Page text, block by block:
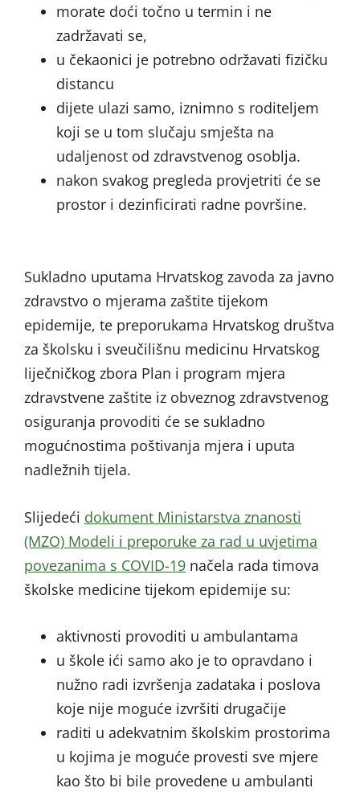
morate doći točno u termin i ne
zadržavati se,
u čekaonici je potrebno održavati fizičku
distancu
dijete ulazi samo, iznimno s roditeljem
koji se u tom slučaju smješta na
udaljenost od zdravstvenog osoblja.
nakon svakog pregleda provjetriti će se
prostor i dezinficirati radne površine.
Sukladno uputama Hrvatskog zavoda za javno
zdravstvo o mjerama zaštite tijekom
epidemije, te preporukama Hrvatskog društva
za školsku i sveučilišnu medicinu Hrvatskog
liječničkog zbora Plan i program mjera
zdravstvene zaštite iz obveznog zdravstvenog
osiguranja provoditi će se sukladno
mogućnostima poštivanja mjera i uputa
nadležnih tijela.
Slijedeći dokument Ministarstva znanosti
(MZO) Modeli i preporuke za rad u uvjetima
povezanima s COVID-19 načela rada timova
školske medicine tijekom epidemije su:
aktivnosti provoditi u ambulantama
u škole ići samo ako je to opravdano i
nužno radi izvršenja zadataka i poslova
koje nije moguće izvršiti drugačije
raditi u adekvatnim školskim prostorima
u kojima je moguće provesti sve mjere
kao što bi bile provedene u ambulanti